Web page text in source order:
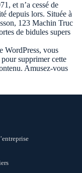
et n’a cessé de
depuis lors. Située à
123 Machin Truc
de bidules supers
WordPress, vous
pour supprimer cette
Amusez-vous